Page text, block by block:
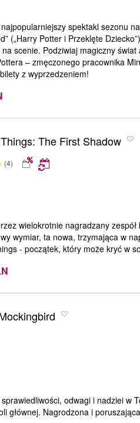
spektakl sezonu
(„Harry Potter i Przeklęte
scenie. Podziwiaj magiczny
– zmęczonego pracownika
z wyprzedzeniem!
The First Shadow
(4)
wielokrotnie nagradzany
wymiar, ta nowa, trzymająca w
- początek, który może kryć w
sprawiedliwości, odwagi i nadziei w
głównej. Nagrodzona i